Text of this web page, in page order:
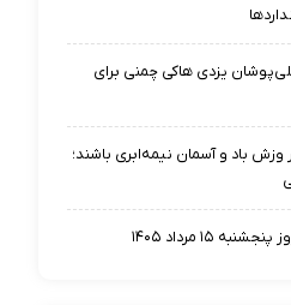
یزدی هاکی چمنی برای
وزش باد و آسمان نیمه‌ابری باشند؛
۱۵ مرداد ۱۴۰۵